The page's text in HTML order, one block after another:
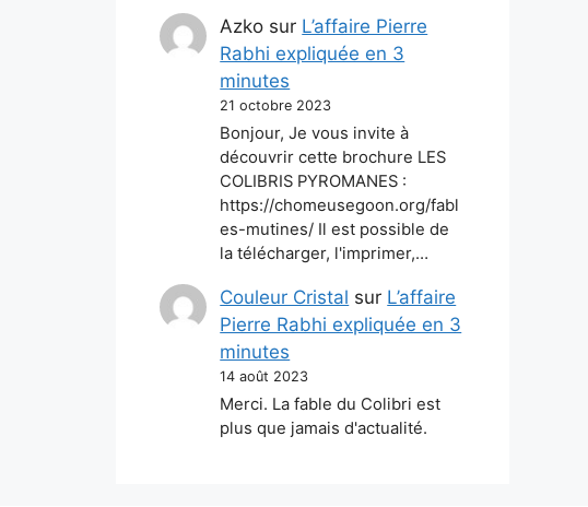
Azko sur L’affaire Pierre
Rabhi expliquée en 3
minutes
21 octobre 2023
Bonjour, Je vous invite à
découvrir cette brochure LES
COLIBRIS PYROMANES :
https://chomeusegoon.org/fabl
es-mutines/ Il est possible de
la télécharger, l'imprimer,…
Couleur Cristal sur L’affaire
Pierre Rabhi expliquée en 3
minutes
14 août 2023
Merci. La fable du Colibri est
plus que jamais d'actualité.